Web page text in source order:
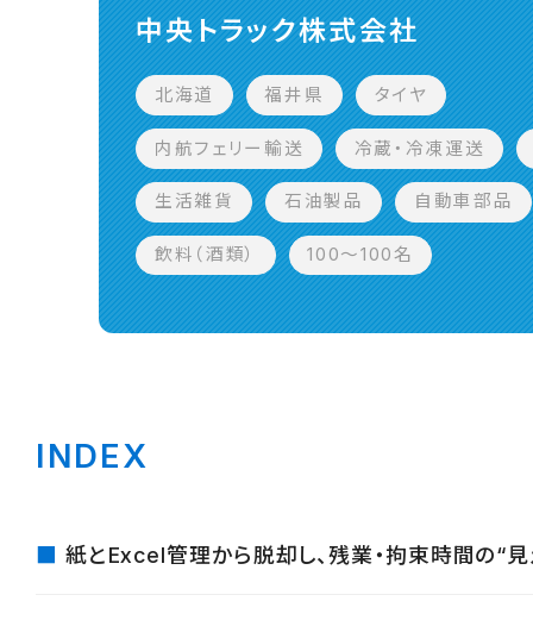
中央トラック株式会社
北海道 福井県 タイヤ
内航フェリー輸送 冷蔵・冷凍運送
生活雑貨 石油製品 自動車部品
飲料（酒類） 100〜100名
INDEX
紙とExcel管理から脱却し、残業・拘束時間の“